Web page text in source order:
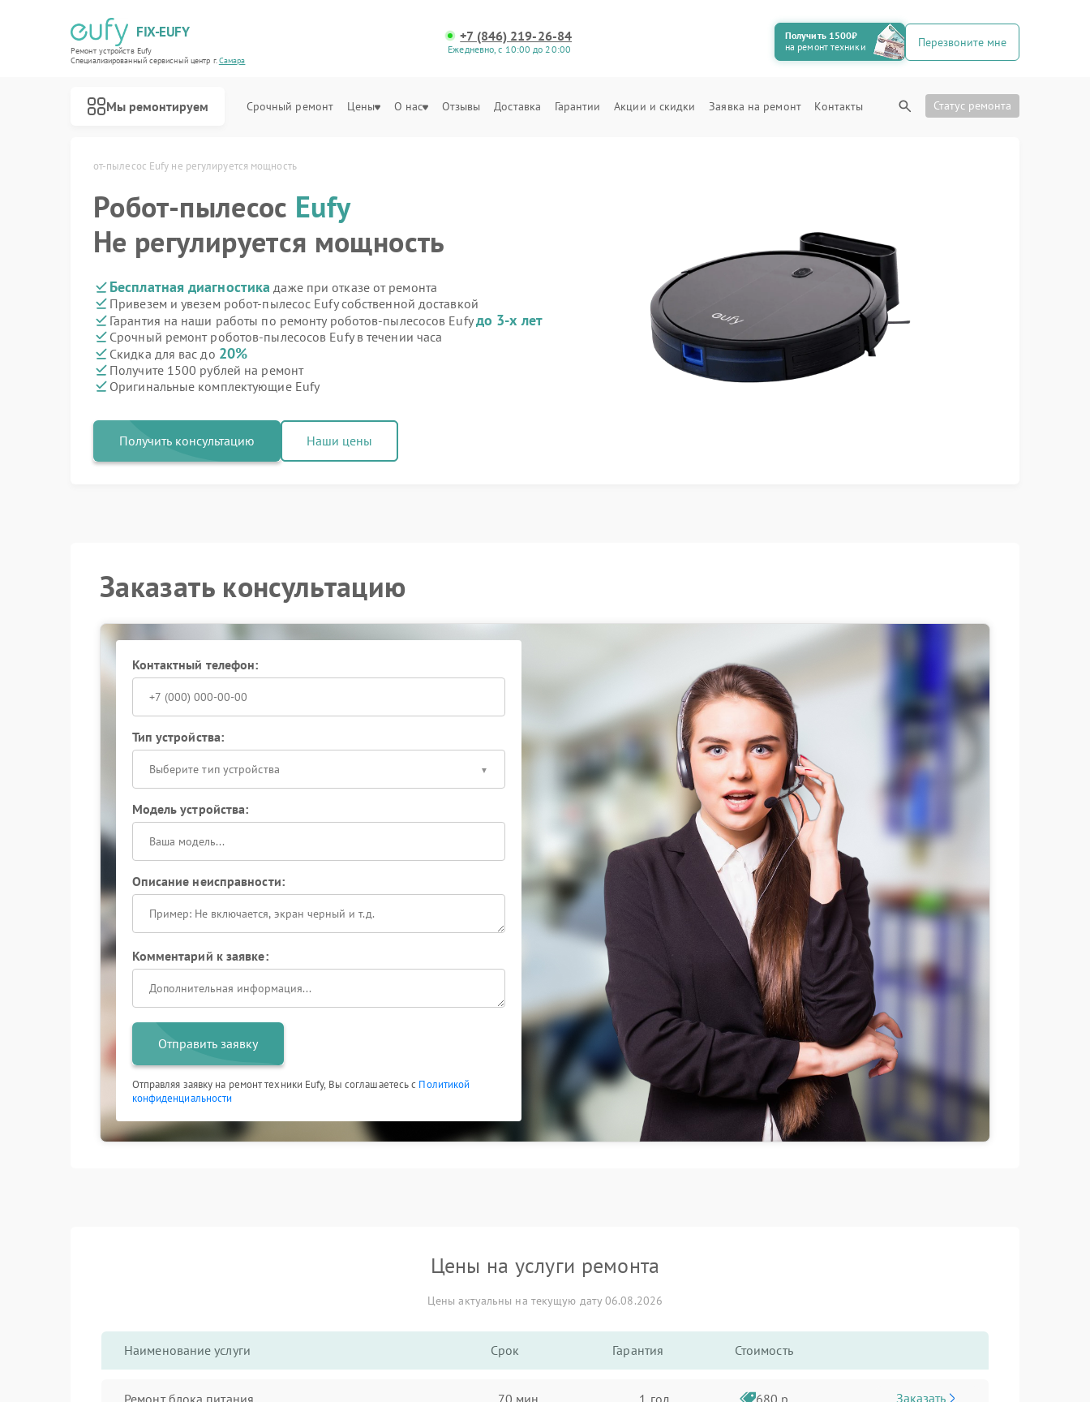
FIX-EUFY
Ремонт устройств Eufy
Специализированный cервисный центр г.Самара
+7 (846) 219-26-84
Ежедневно, с 10:00 до 20:00
Получить 1500₽
на ремонт техники
Перезвоните мне
Мы ремонтируем Срочный ремонт Цены О нас Отзывы Доставка Гарантии Акции и скидки Заявка на ремонт Контакты Статус ремонта
Робот-пылесос Eufy не регулируется мощность
Робот-пылесос Eufy
Не регулируется мощность
Бесплатная диагностика даже при отказе от ремонта
Привезем и увезем робот-пылесос Eufy собственной доставкой
Гарантия на наши работы по ремонту роботов-пылесосов Eufyдо 3-х лет
Срочный ремонт роботов-пылесосов Eufy в течении часа
Скидка для вас до 20%
Получите 1500 рублей на ремонт
Оригинальные комплектующие Eufy
Получить консультацию Наши цены
Заказать консультацию
Контактный телефон:
Тип устройства:
Выберите тип устройства
Модель устройства:
Описание неисправности:
Комментарий к заявке:
Отправить заявку
Отправляя заявку на ремонт техники Eufy, Вы соглашаетесь с Политикой
конфиденциальности
Цены на услуги ремонта
Цены актуальны на текущую дату 06.08.2026
Наименование услуги Срок Гарантия Стоимость
Ремонт блока питания 70 мин 1 год 680 р Заказать